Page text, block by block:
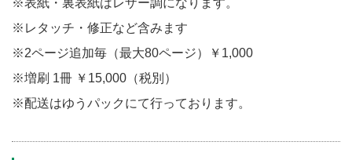
※レタッチ・修正など含みます
※2ページ追加毎（最大80ページ）￥1,000
※増刷 1冊 ￥15,000（税別）
※配送はゆうパックにて行っております。